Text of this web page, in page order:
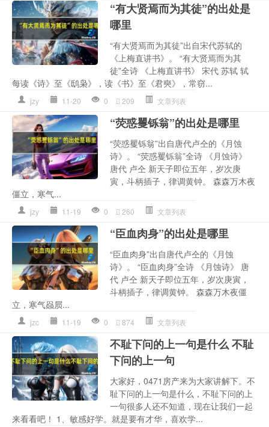
“有大贤焉而为其徒”的出处是
哪里
“有大贤焉而为其徒”出自宋代苏轼的
《上梅直讲书》。 “有大贤焉而为其
徒”全诗 《上梅直讲书》 宋代 苏轼 轼
每读《诗》至《鸱枭》，读《书》至《君奭》，常窃...
jzy 11-20 0 209 文章列表
“荧惑矍铄翁”的出处是哪里
“荧惑矍铄翁”出自唐代卢仝的《月蚀
诗》。 “荧惑矍铄翁”全诗 《月蚀诗》
唐代 卢仝 新天子即位五年，岁次庚
寅，斗柄插子，律调黄钟。 森森万木夜
僵立，寒气...
jzy 11-19 0 260 文章列表
“臣血肉身”的出处是哪里
“臣血肉身”出自唐代卢仝的《月蚀
诗》。 “臣血肉身”全诗 《月蚀诗》 唐
代 卢仝 新天子即位五年，岁次庚寅，
斗柄插子，律调黄钟。 森森万木夜僵
立，寒气赑屃...
jzc 11-19 0 874 文章列表
不耻下问的上一句是什么 不耻
下问的上一句
大家好，0471房产来为大家讲解下。不
耻下问的上一句是什么，不耻下问的上
一句很多人还不知道，现在让我们一起
来看看吧！ 1、敏感好学。就是要有才华，喜欢学...